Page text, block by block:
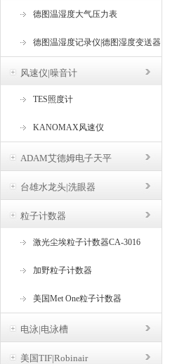
德图温湿度大气压力表
德图温湿度记录仪|德图湿度变送器
风速仪|噪音计
TES照度计
KANOMAX风速仪
ADAM艾德姆电子天平
台雄水龙头|洗眼器
粒子计数器
激光尘埃粒子计数器CA-3016
加野粒子计数器
美国Met One粒子计数器
电泳|电泳槽
美国TIF|Robinair